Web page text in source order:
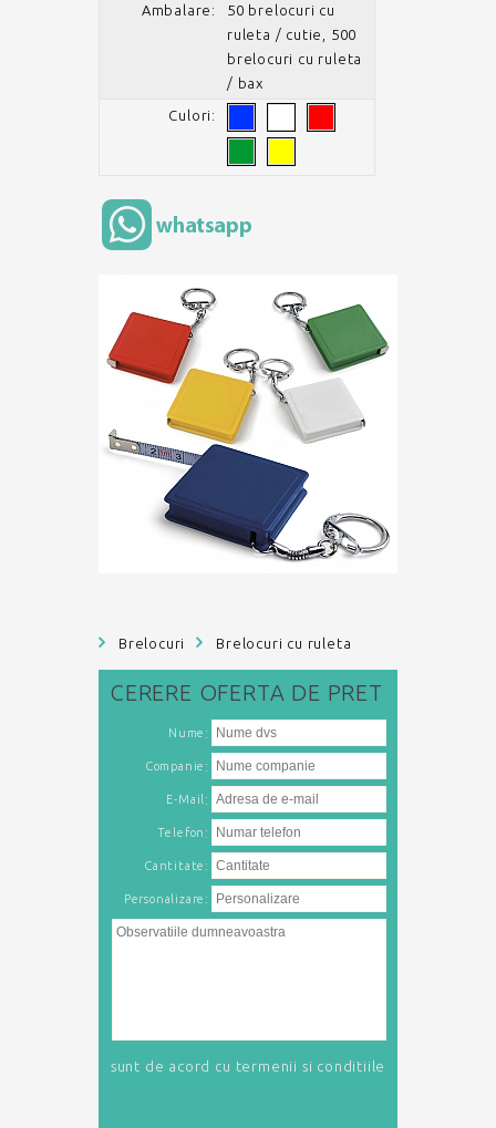
Ambalare:
50 brelocuri cu
ruleta / cutie, 500
brelocuri cu ruleta
/ bax
Culori:
Brelocuri Brelocuri cu ruleta
CERERE OFERTA DE PRET
Nume :
Companie :
E-Mail :
Telefon :
Cantitate:
Personalizare:
sunt de acord cu termenii si conditiile